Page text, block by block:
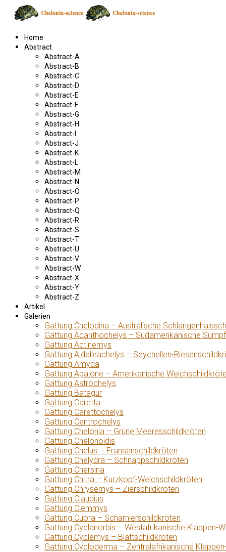
Home
Abstract
Abstract-A
Abstract-B
Abstract-C
Abstract-D
Abstract-E
Abstract-F
Abstract-G
Abstract-H
Abstract-I
Abstract-J
Abstract-K
Abstract-L
Abstract-M
Abstract-N
Abstract-O
Abstract-P
Abstract-Q
Abstract-R
Abstract-S
Abstract-T
Abstract-U
Abstract-V
Abstract-W
Abstract-X
Abstract-Y
Abstract-Z
Artikel
Galerien
Gattung Chelodina – Australische
Gattung Acanthochelys – Südamerikanische
Gattung Actinemys
Gattung Aldabrachelys – Seychellen-
Gattung Amyda
Gattung Apalone – Amerikanische
Gattung Astrochelys
Gattung Batagur
Gattung Caretta
Gattung Carettochelys
Gattung Centrochelys
Gattung Chelonia – Grüne Meeresschildkröten
Gattung Chelonoidis
Gattung Chelus – Fransenschildkröten
Gattung Chelydra – Schnappschildkröten
Gattung Chersina
Gattung Chitra – Kurzkopf-Weichschildkröten
Gattung Chrysemys – Zierschildkröten
Gattung Claudius
Gattung Clemmys
Gattung Cuora – Scharnierschildkröten
Gattung Cyclanorbis – Westafrikanische Klappen-
Gattung Cyclemys – Blattschildkröten
Gattung Cycloderma – Zentralafrikanische